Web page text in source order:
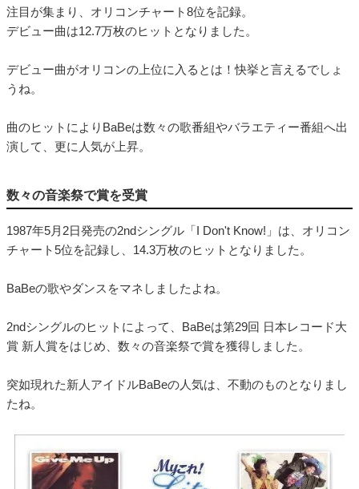
注目が集まり、オリコンチャート8位を記録。
デビュー曲は12.7万枚のヒットとなりました。
デビュー曲がオリコンの上位に入るとは！快挙と言えるでしょ
うね。
曲のヒットによりBaBeは数々の歌番組やバラエティー番組へ出
演して、更に人気が上昇。
数々の音楽祭で賞を受賞
1987年5月2日発売の2ndシングル「I Don't Know!」は、オリコン
チャート5位を記録し、14.3万枚のヒットとなりました。
BaBeの歌やダンスをマネしましたよね。
2ndシングルのヒットによって、BaBeは第29回 日本レコード大
賞 新人賞をはじめ、数々の音楽祭で賞を獲得しました。
突如現れた新人アイドルBaBeの人気は、不動のものとなりまし
たね。